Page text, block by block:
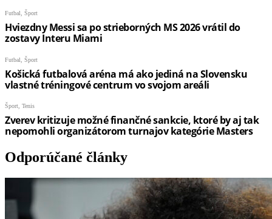
Odporúčané články